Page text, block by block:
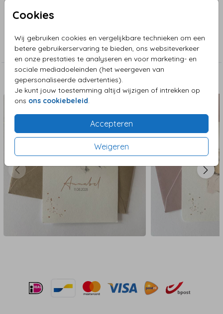
Cookies
Wij gebruiken cookies en vergelijkbare technieken om een
betere gebruikerservaring te bieden, ons websiteverkeer
en onze prestaties te analyseren en voor marketing- en
sociale mediadoeleinden (het weergeven van
gepersonaliseerde advertenties).
Je kunt jouw toestemming altijd wijzigen of intrekken op
ons ons cookiebeleid
Accepteren
Weigeren
Collectie
Pentekeningen
Aanbevolen